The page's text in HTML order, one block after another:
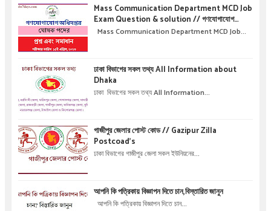
Mass Communication Department MCD Job
Exam Question & solution // গণযোগাযোগ
অধিদপ্তরে নিয়োগ পরীক্ষার প্রশ্ন এবং সমাধান
Mass Communication Department MCD Job...
ঢাকা বিভাগের সকল তথ্য All Information about
Dhaka
ঢাকা বিভাগের সকল তথ্য All Information...
গাজীপুর জেলার পোস্ট কোড // Gazipur Zilla
Postcoad's
ঢাকা বিভাগের গাজীপুর জেলা সকল ইউনিয়নের...
আপনি কি পত্রিকায় বিজ্ঞাপন দিতে চান,বিস্তারিত জানুন
আপনি কি পত্রিকায় বিজ্ঞাপন দিতে চান...